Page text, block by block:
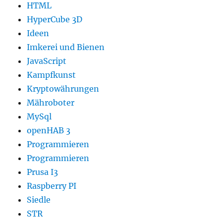
HTML
HyperCube 3D
Ideen
Imkerei und Bienen
JavaScript
Kampfkunst
Kryptowährungen
Mähroboter
MySql
openHAB 3
Programmieren
Programmieren
Prusa I3
Raspberry PI
Siedle
STR